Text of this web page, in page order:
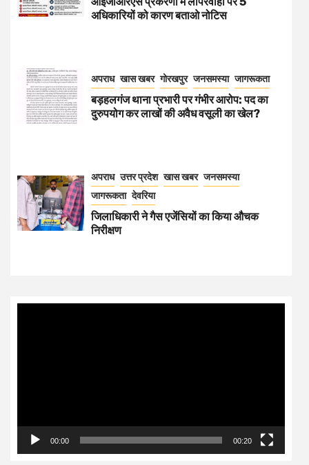
अधिकारियों को कारण बताओ नोटिस
अपराध खास खबर गोरखपुर जनसमस्या जागरूकता
बड़हलगंज थाना प्रभारी पर गंभीर आरोप: पद का
दुरुपयोग कर लाखों की अवैध वसूली का खेल?
अपराध उत्तर प्रदेश खास खबर जनसमस्या
जागरूकता देवरिया
जिलाधिकारी ने गैस एजेंसियों का किया औचक
निरीक्षण
00:00 00:20